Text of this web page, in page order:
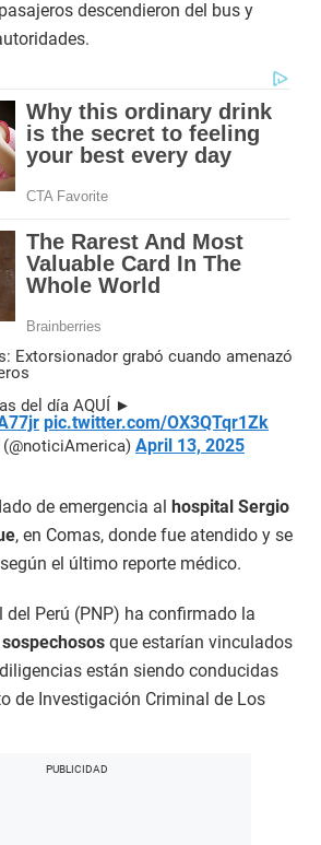
descendieron del bus y
Extorsionador grabó cuando amenazó
del día AQUÍ ►
pic.twitter.com/OX3QTqr1Zk
April 13, 2025
de emergencia al
hospital Sergio
, en Comas, donde fue atendido y se
el último reporte médico.
del Perú (PNP) ha confirmado la
que estarían vinculados
están siendo conducidas
de Investigación Criminal de Los